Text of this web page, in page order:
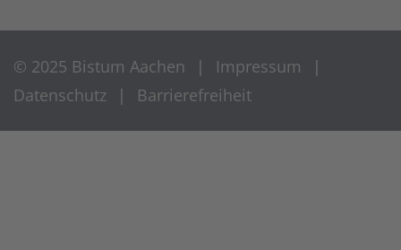
© 2025 Bistum Aachen
Impressum
Datenschutz
Barrierefreiheit